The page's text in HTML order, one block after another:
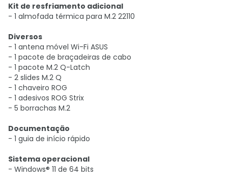
Kit de resfriamento adicional
- 1 almofada térmica para M.2 22110
Diversos
- 1 antena móvel Wi-Fi ASUS
- 1 pacote de braçadeiras de cabo
- 1 pacote M.2 Q-Latch
- 2 slides M.2 Q
- 1 chaveiro ROG
- 1 adesivos ROG Strix
- 5 borrachas M.2
Documentação
- 1 guia de início rápido
Sistema operacional
- Windows® 11 de 64 bits